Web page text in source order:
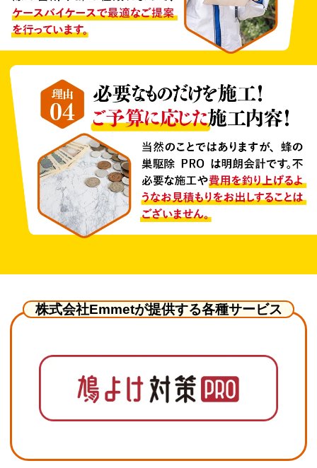
株式会社Emmetが提供する各種サービス